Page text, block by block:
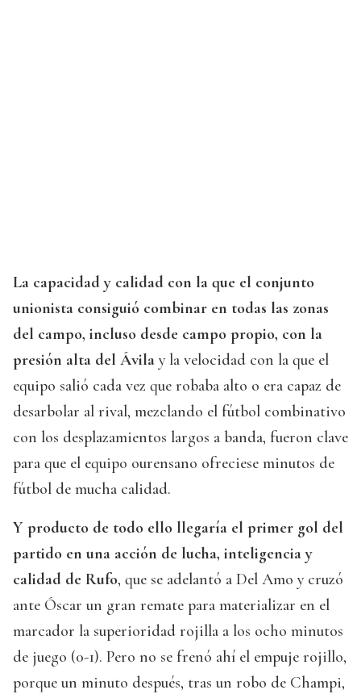
La capacidad y calidad con la que el conjunto
unionista consiguió combinar en todas las zonas
del campo, incluso desde campo propio, con la
presión alta del Ávila y la velocidad con la que el
equipo salió cada vez que robaba alto o era capaz de
desarbolar al rival, mezclando el fútbol combinativo
con los desplazamientos largos a banda, fueron clave
para que el equipo ourensano ofreciese minutos de
fútbol de mucha calidad.
Y producto de todo ello llegaría el primer gol del
partido en una acción de lucha, inteligencia y
calidad de Rufo, que se adelantó a Del Amo y cruzó
ante Óscar un gran remate para materializar en el
marcador la superioridad rojilla a los ocho minutos
de juego (0-1). Pero no se frenó ahí el empuje rojillo,
porque un minuto después, tras un robo de Champi,